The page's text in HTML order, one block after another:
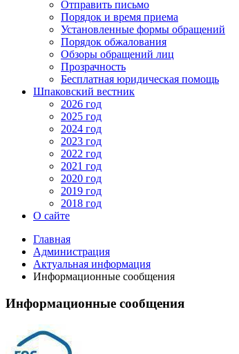
Отправить письмо
Порядок и время приема
Установленные формы обращений
Порядок обжалования
Обзоры обращений лиц
Прозрачность
Бесплатная юридическая помощь
Шпаковский вестник
2026 год
2025 год
2024 год
2023 год
2022 год
2021 год
2020 год
2019 год
2018 год
О сайте
Главная
Администрация
Актуальная информация
Информационные сообщения
Информационные сообщения